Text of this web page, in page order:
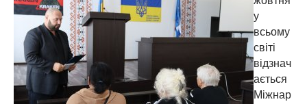
у
всьому
світі
відзнач
ається
Міжнар